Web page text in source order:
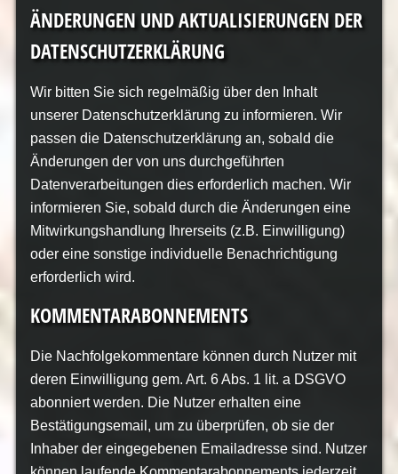
ÄNDERUNGEN UND AKTUALISIERUNGEN DER
DATENSCHUTZERKLÄRUNG
Wir bitten Sie sich regelmäßig über den Inhalt
unserer Datenschutzerklärung zu informieren. Wir
passen die Datenschutzerklärung an, sobald die
Änderungen der von uns durchgeführten
Datenverarbeitungen dies erforderlich machen. Wir
informieren Sie, sobald durch die Änderungen eine
Mitwirkungshandlung Ihrerseits (z.B. Einwilligung)
oder eine sonstige individuelle Benachrichtigung
erforderlich wird.
KOMMENTARABONNEMENTS
Die Nachfolgekommentare können durch Nutzer mit
deren Einwilligung gem. Art. 6 Abs. 1 lit. a DSGVO
abonniert werden. Die Nutzer erhalten eine
Bestätigungsemail, um zu überprüfen, ob sie der
Inhaber der eingegebenen Emailadresse sind. Nutzer